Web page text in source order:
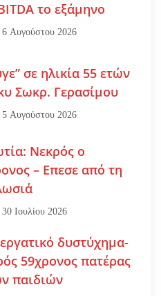
το εξάμηνο
6 Αυγούστου 2026
σε ηλικία 55 ετών
Σωκρ. Γερασίμου
5 Αυγούστου 2026
Νεκρός ο
– Επεσε από τη
30 Ιουλίου 2026
δυστύχημα-
59χρονος πατέρας
παιδιών